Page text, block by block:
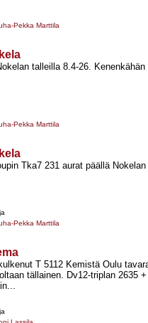
Pekka Marttila
talleilla 8.4-​26.
Pekka Marttila
Tka7 231 aurat päällä
Pekka Marttila
T 5112 Kemistä Oulu
tällainen. Dv12-​triplan 2635